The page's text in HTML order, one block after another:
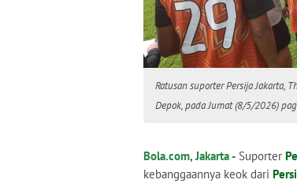
Ratusan suporter Persija Jakarta,
Depok, pada Jumat (8/5/2026)
Bola.com, Jakarta - Suporter
kebanggaannya keok dari